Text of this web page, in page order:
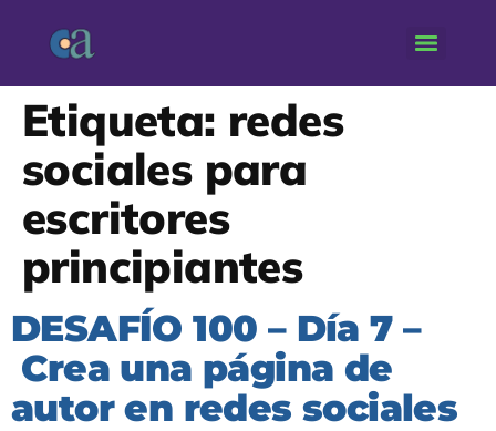
Etiqueta: redes
sociales para
escritores
principiantes
DESAFÍO 100 – Día 7 –
Crea una página de
autor en redes sociales